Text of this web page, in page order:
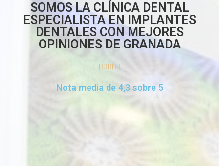
SOMOS LA CLÍNICA DENTAL
ESPECIALISTA EN IMPLANTES
DENTALES CON MEJORES
OPINIONES DE GRANADA
    
Nota media de 4,3 sobre 5